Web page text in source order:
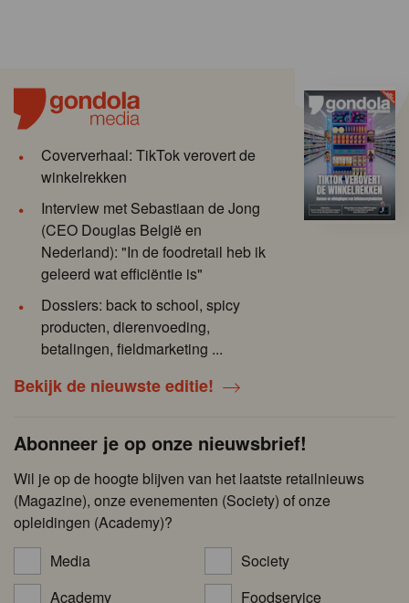
Coververhaal: TikTok verovert de
winkelrekken
Interview met Sebastiaan de Jong
(CEO Douglas België en
Nederland): "In de foodretail heb ik
geleerd wat efficiëntie is"
Dossiers: back to school, spicy
producten, dierenvoeding,
betalingen, fieldmarketing ...
Bekijk de nieuwste editie!
Abonneer je op onze nieuwsbrief!
Wil je op de hoogte blijven van het laatste retailnieuws
(Magazine), onze evenementen (Society) of onze
opleidingen (Academy)?
Media
Society
Academy
Foodservice